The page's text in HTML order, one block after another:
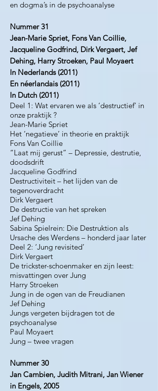
en dogma’s in de psychoanalyse
Nummer 31
Jean-Marie Spriet, Fons Van Coillie,
Jacqueline Godfrind, Dirk Vergaert, Jef
Dehing, Harry Stroeken, Paul Moyaert
In Nederlands (2011)
En néerlandais (2011)
In Dutch (2011)
Deel 1: Wat ervaren we als ‘destructief’ in
onze praktijk ?
Jean-Marie Spriet
Het ‘negatieve’ in theorie en praktijk
Fons Van Coillie
“Laat mij gerust” – Depressie, destrutie,
doodsdrift
Jacqueline Godfrind
Destructiviteit – het lijden van de
tegenoverdracht
Dirk Vergaert
De destructie van het spreken
Jef Dehing
Sabina Spielrein: Die Destruktion als
Ursache des Werdens – honderd jaar later
Deel 2: ‘Jung revisited’
Dirk Vergaert
De trickster-schoenmaker en zijn leest:
misvattingen over Jung
Harry Stroeken
Jung in de ogen van de Freudianen
Jef Dehing
Jungs vergeten bijdragen tot de
psychoanalyse
Paul Moyaert
Jung – twee vragen
Nummer 30
Jan Cambien, Judith Mitrani, Jan Wiener
in Engels, 2005